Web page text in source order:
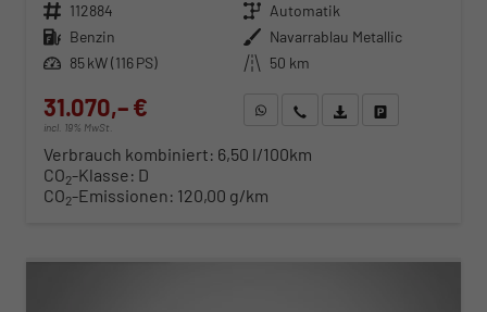
Fahrzeugnr. 112884 Getriebe Automatik
Kraftstoff Benzin Außenfarbe Navarrablau Metallic
Leistung 85 kW (116 PS) Kilometerstand 50 km
31.070,– €
incl. 19% MwSt.
WhatsApp anfragen
Wir rufen Sie anFahrzeugexposé (PDF)
Verbrauch kombiniert: 6,50 l/100km
CO2-Klasse: D
CO2-Emissionen: 120,00 g/km